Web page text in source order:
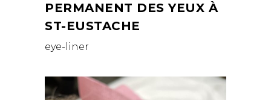
PERMANENT DES YEUX À
ST-EUSTACHE
eye-liner